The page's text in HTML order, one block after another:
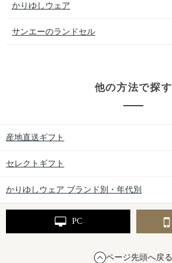
かりゆしウェア
サンエーのランドセル
他の方法で探す
産地直送ギフト
セレクトギフト
かりゆしウェア ブランド別・年代別
PC
ページ先頭へ戻る